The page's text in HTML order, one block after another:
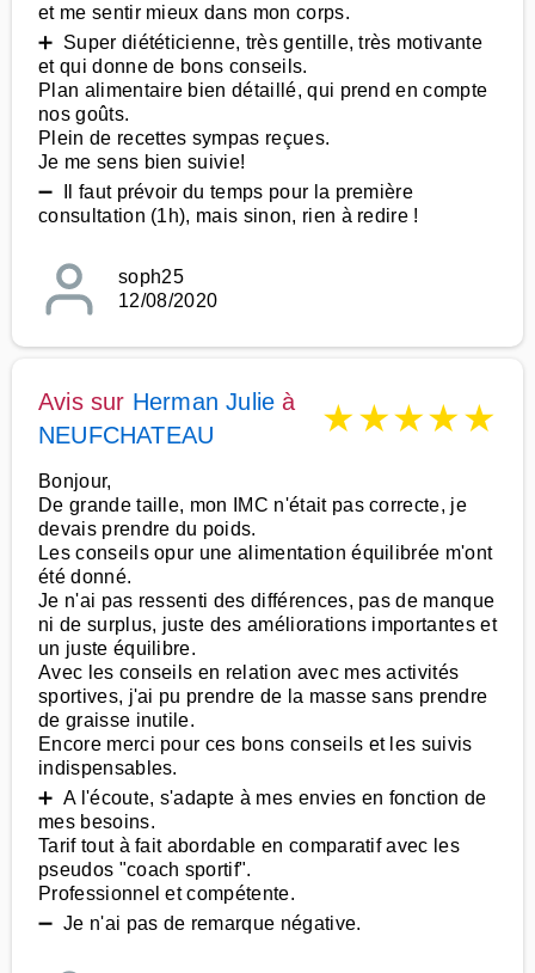
et me sentir mieux dans mon corps.
➕ Super diététicienne, très gentille, très motivante
et qui donne de bons conseils.
Plan alimentaire bien détaillé, qui prend en compte
nos goûts.
Plein de recettes sympas reçues.
Je me sens bien suivie!
➖ Il faut prévoir du temps pour la première
consultation (1h), mais sinon, rien à redire !
soph25
12/08/2020
Avis sur Herman Julie à
NEUFCHATEAU
★★★★★
Bonjour,
De grande taille, mon IMC n'était pas correcte, je
devais prendre du poids.
Les conseils opur une alimentation équilibrée m'ont
été donné.
Je n'ai pas ressenti des différences, pas de manque
ni de surplus, juste des améliorations importantes et
un juste équilibre.
Avec les conseils en relation avec mes activités
sportives, j'ai pu prendre de la masse sans prendre
de graisse inutile.
Encore merci pour ces bons conseils et les suivis
indispensables.
➕ A l'écoute, s'adapte à mes envies en fonction de
mes besoins.
Tarif tout à fait abordable en comparatif avec les
pseudos "coach sportif".
Professionnel et compétente.
➖ Je n'ai pas de remarque négative.